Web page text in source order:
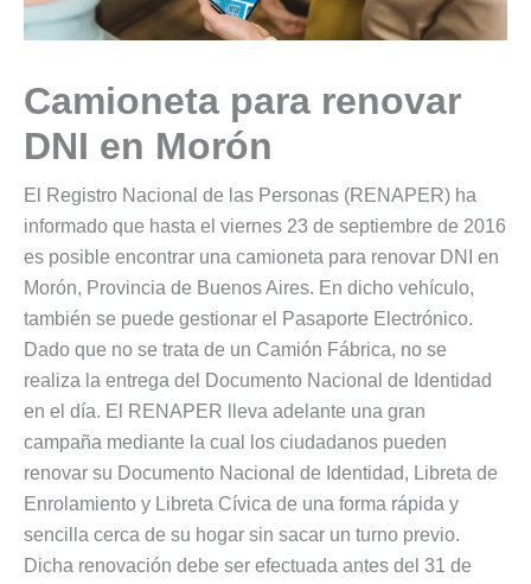
Camioneta para renovar
DNI en Morón
El Registro Nacional de las Personas (RENAPER) ha
informado que hasta el viernes 23 de septiembre de 2016
es posible encontrar una camioneta para renovar DNI en
Morón, Provincia de Buenos Aires. En dicho vehículo,
también se puede gestionar el Pasaporte Electrónico.
Dado que no se trata de un Camión Fábrica, no se
realiza la entrega del Documento Nacional de Identidad
en el día. El RENAPER lleva adelante una gran
campaña mediante la cual los ciudadanos pueden
renovar su Documento Nacional de Identidad, Libreta de
Enrolamiento y Libreta Cívica de una forma rápida y
sencilla cerca de su hogar sin sacar un turno previo.
Dicha renovación debe ser efectuada antes del 31 de